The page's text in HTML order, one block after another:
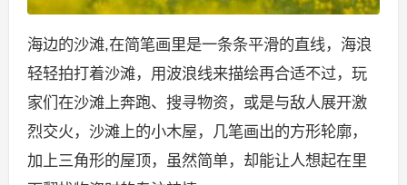
海边的沙滩,在简笔画里是一条条平滑的直线，海浪
轻轻拍打着沙滩，用波浪线来描绘再合适不过，玩
家们在沙滩上奔跑、搜寻物资，或是与敌人展开激
烈交火，沙滩上的小木屋，几笔画出的方形轮廓，
加上三角形的屋顶，虽然简单，却能让人想起在里